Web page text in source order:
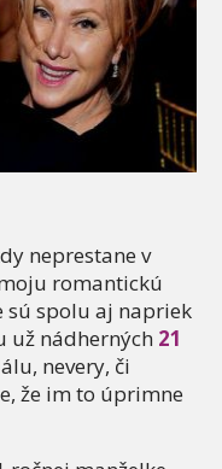
neprestane v
romantickú
sú spolu aj napriek
už nádherných 21
nevery, či
že im to úprimne